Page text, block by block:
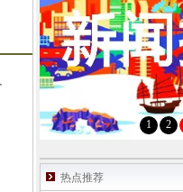
1 2
热点推荐